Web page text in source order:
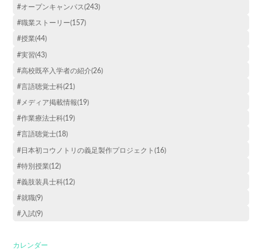
#オープンキャンパス(243)
#職業ストーリー(157)
#授業(44)
#実習(43)
#高校既卒入学者の紹介(26)
#言語聴覚士科(21)
#メディア掲載情報(19)
#作業療法士科(19)
#言語聴覚士(18)
#日本初コウノトリの義足製作プロジェクト(16)
#特別授業(12)
#義肢装具士科(12)
#就職(9)
#入試(9)
カレンダー